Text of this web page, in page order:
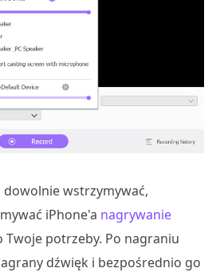
dowolnie wstrzymywać,
iPhone'a nagrywanie
Twoje potrzeby. Po nagraniu
dźwięk i bezpośrednio go